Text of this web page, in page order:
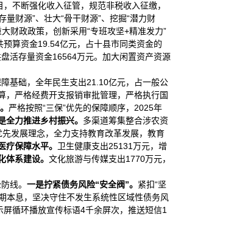
不断强化收入征管，规范非税收入征缴，
财源”、壮大“骨干财源”、挖掘“潜力财
财政政策，创新采用“专班攻坚+精准发力”
算资金19.54亿元，占十县市同类资金的
活存量资金16564万元。加大闲置资产资源
基础，全年民生支出21.10亿元，占一般公
，严格经费开支报销审批管理，严格执行国
严格按照“三保”优先的保障顺序，2025年
全力推进乡村振兴。 多渠道筹集整合涉农资
发展理念，全力支持教育改革发展，教育
疗保障水平。 卫生健康支出25131万元，增
体系建设。 文化旅游与传媒支出1770万元，
线。 一是拧紧债务风险“安全阀”。 紧扣“坚
本息，坚决守住不发生系统性区域性债务风
循环播放宣传标语4千余屏次，推送短信1